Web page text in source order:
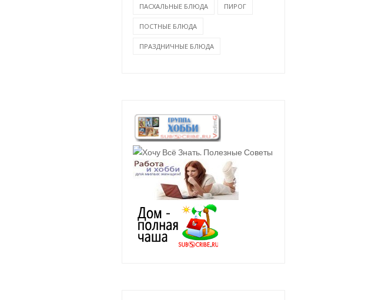
ПАСХАЛЬНЫЕ БЛЮДА ПИРОГ
ПОСТНЫЕ БЛЮДА
ПРАЗДНИЧНЫЕ БЛЮДА